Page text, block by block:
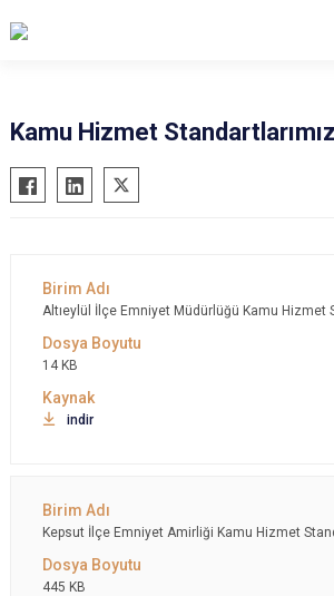
Kamu Hizmet Standartlarımız
Altıeylül İlçe Emniyet Müdürlüğü Kamu Hizmet
14 KB
indir
Kepsut İlçe Emniyet Amirliği Kamu Hizmet
445 KB